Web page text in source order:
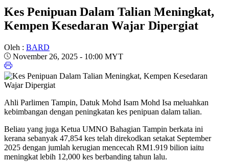
Kes Penipuan Dalam Talian Meningkat,
Kempen Kesedaran Wajar Dipergiat
Oleh : BARD
November 26, 2025 - 10:00 MYT
Ahli Parlimen Tampin, Datuk Mohd Isam Mohd Isa meluahkan
kebimbangan dengan peningkatan kes penipuan dalam talian.
Beliau yang juga Ketua UMNO Bahagian Tampin berkata ini
kerana sebanyak 47,854 kes telah direkodkan setakat September
2025 dengan jumlah kerugian mencecah RM1.919 bilion iaitu
meningkat lebih 12,000 kes berbanding tahun lalu.